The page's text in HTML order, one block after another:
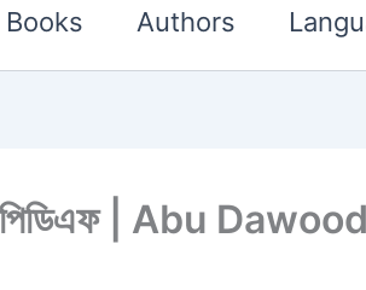
Books Authors
বই পিডিএফ | Abu